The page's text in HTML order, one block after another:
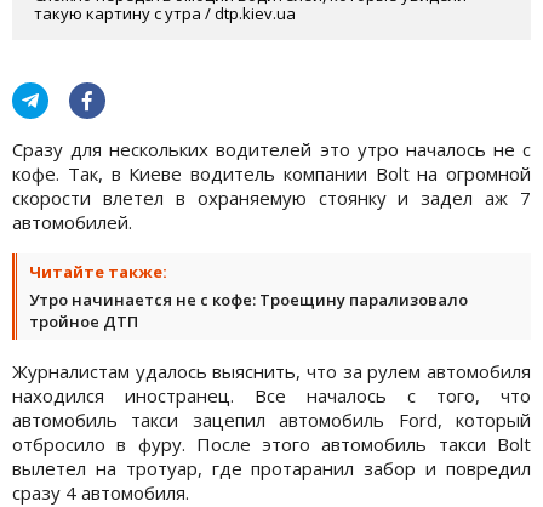
такую картину с утра / dtp.kiev.ua
Сразу для нескольких водителей это утро началось не с
кофе. Так, в Киеве водитель компании Bolt на огромной
скорости влетел в охраняемую стоянку и задел аж 7
автомобилей.
Читайте также:
Утро начинается не с кофе: Троещину парализовало
тройное ДТП
Журналистам удалось выяснить, что за рулем автомобиля
находился иностранец. Все началось с того, что
автомобиль такси зацепил автомобиль Ford, который
отбросило в фуру. После этого автомобиль такси Bolt
вылетел на тротуар, где протаранил забор и повредил
сразу 4 автомобиля.